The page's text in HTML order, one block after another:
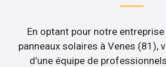
En optant pour notre
panneaux solaires à Venes (81),
d’une équipe de